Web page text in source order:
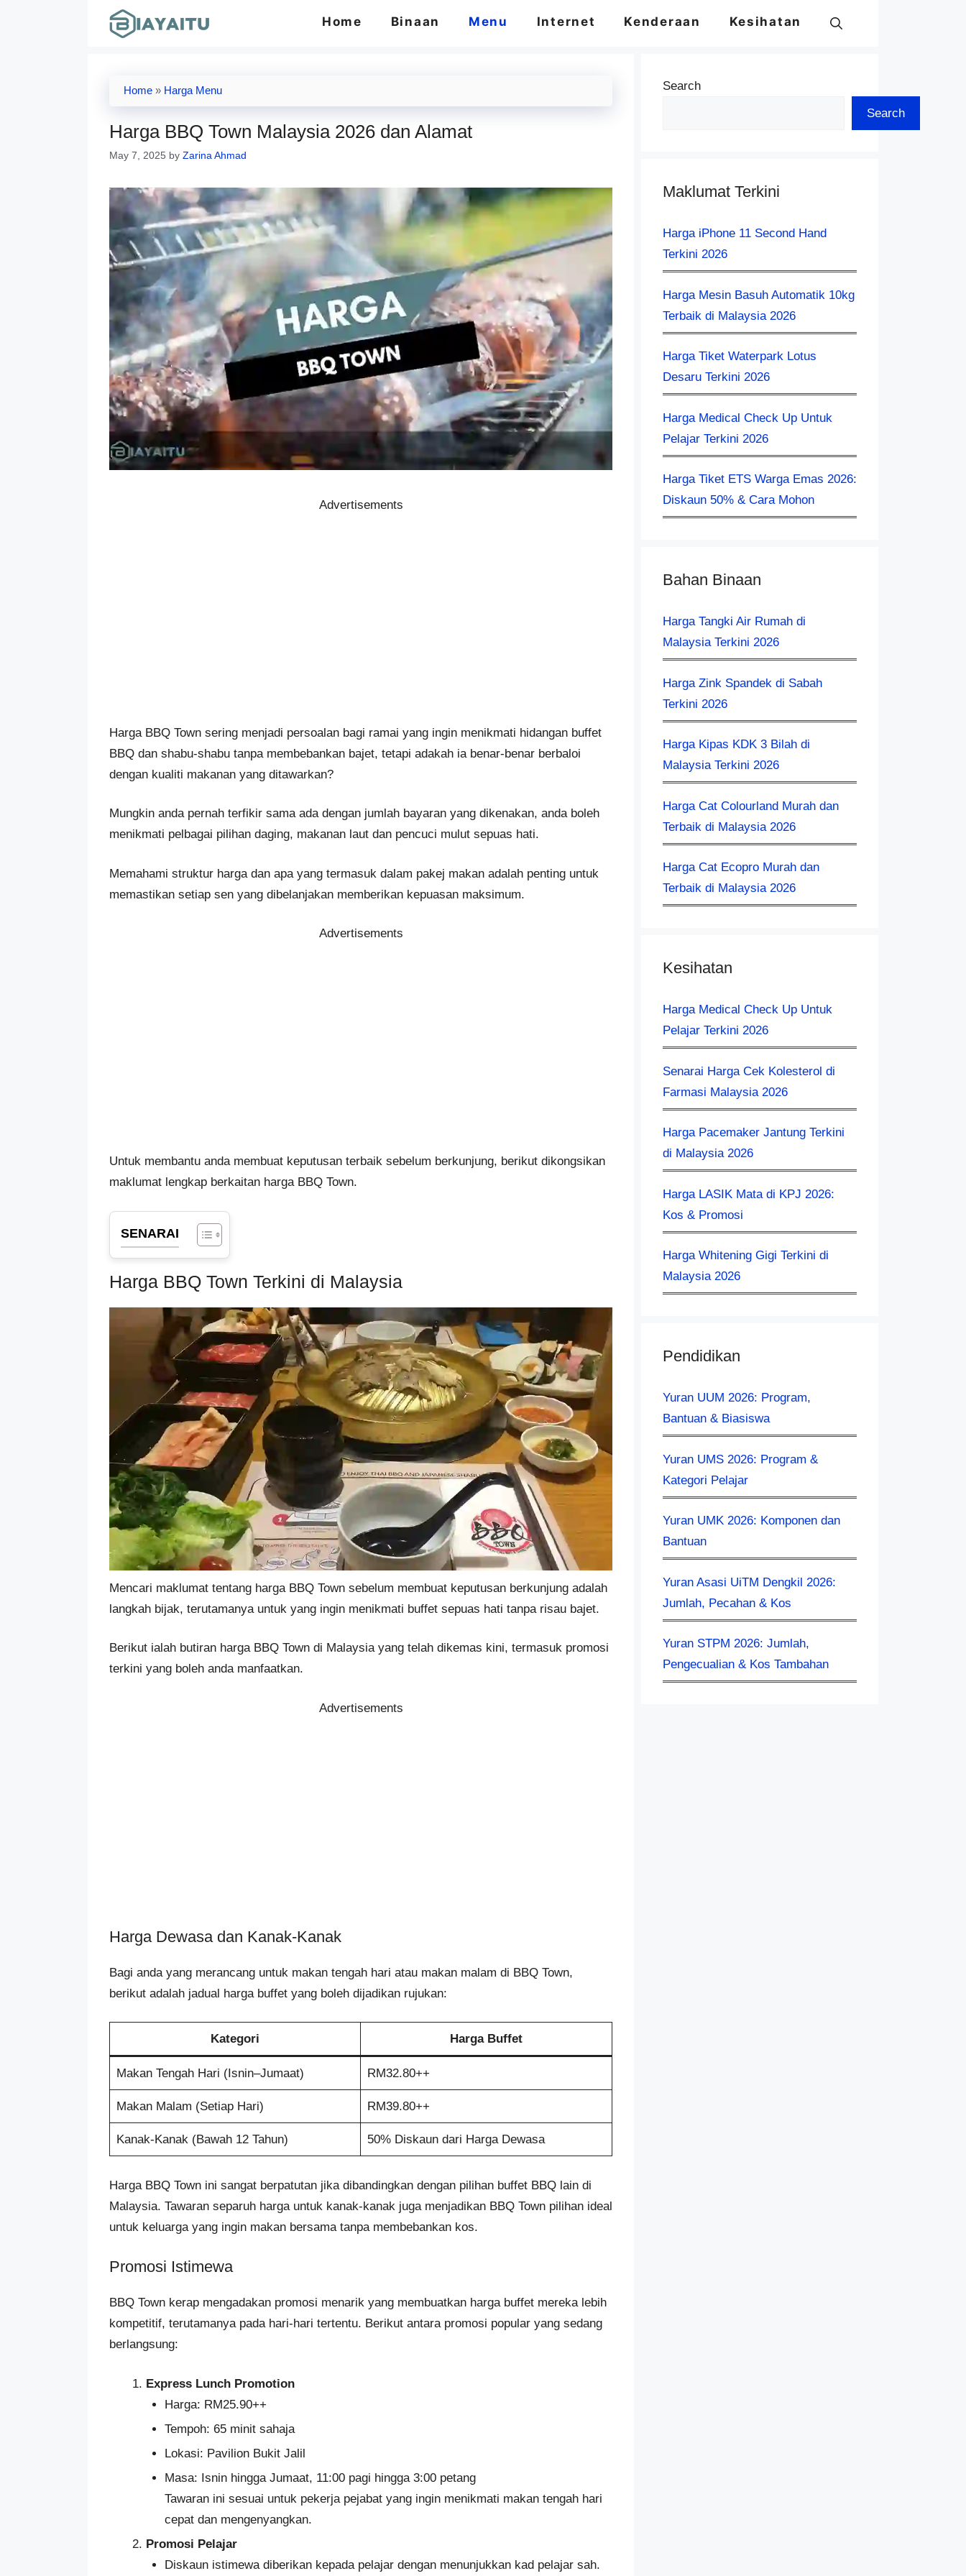
Home Binaan Menu Internet Kenderaan Kesihatan
Home » Harga Menu
Harga BBQ Town Malaysia 2026 dan Alamat
May 7, 2025 by Zarina Ahmad
Advertisements
Harga BBQ Town sering menjadi persoalan bagi ramai yang ingin menikmati hidangan buffet
BBQ dan shabu-shabu tanpa membebankan bajet, tetapi adakah ia benar-benar berbaloi
dengan kualiti makanan yang ditawarkan?
Mungkin anda pernah terfikir sama ada dengan jumlah bayaran yang dikenakan, anda boleh
menikmati pelbagai pilihan daging, makanan laut dan pencuci mulut sepuas hati.
Memahami struktur harga dan apa yang termasuk dalam pakej makan adalah penting untuk
memastikan setiap sen yang dibelanjakan memberikan kepuasan maksimum.
Advertisements
Untuk membantu anda membuat keputusan terbaik sebelum berkunjung, berikut dikongsikan
maklumat lengkap berkaitan harga BBQ Town.
SENARAI
Harga BBQ Town Terkini di Malaysia
Mencari maklumat tentang harga BBQ Town sebelum membuat keputusan berkunjung adalah
langkah bijak, terutamanya untuk yang ingin menikmati buffet sepuas hati tanpa risau bajet.
Berikut ialah butiran harga BBQ Town di Malaysia yang telah dikemas kini, termasuk promosi
terkini yang boleh anda manfaatkan.
Advertisements
Harga Dewasa dan Kanak-Kanak
Bagi anda yang merancang untuk makan tengah hari atau makan malam di BBQ Town,
berikut adalah jadual harga buffet yang boleh dijadikan rujukan:
Kategori Harga Buffet
Makan Tengah Hari (Isnin–Jumaat) RM32.80++
Makan Malam (Setiap Hari) RM39.80++
Kanak-Kanak (Bawah 12 Tahun) 50% Diskaun dari Harga Dewasa
Harga BBQ Town ini sangat berpatutan jika dibandingkan dengan pilihan buffet BBQ lain di
Malaysia. Tawaran separuh harga untuk kanak-kanak juga menjadikan BBQ Town pilihan ideal
untuk keluarga yang ingin makan bersama tanpa membebankan kos.
Promosi Istimewa
BBQ Town kerap mengadakan promosi menarik yang membuatkan harga buffet mereka lebih
kompetitif, terutamanya pada hari-hari tertentu. Berikut antara promosi popular yang sedang
berlangsung:
Express Lunch Promotion
Harga: RM25.90++
Tempoh: 65 minit sahaja
Lokasi: Pavilion Bukit Jalil
Masa: Isnin hingga Jumaat, 11:00 pagi hingga 3:00 petang
Tawaran ini sesuai untuk pekerja pejabat yang ingin menikmati makan tengah hari
cepat dan mengenyangkan.
Promosi Pelajar
Diskaun istimewa diberikan kepada pelajar dengan menunjukkan kad pelajar sah.
Search
Search
Maklumat Terkini
Harga iPhone 11 Second Hand
Terkini 2026
Harga Mesin Basuh Automatik 10kg
Terbaik di Malaysia 2026
Harga Tiket Waterpark Lotus
Desaru Terkini 2026
Harga Medical Check Up Untuk
Pelajar Terkini 2026
Harga Tiket ETS Warga Emas 2026:
Diskaun 50% & Cara Mohon
Bahan Binaan
Harga Tangki Air Rumah di
Malaysia Terkini 2026
Harga Zink Spandek di Sabah
Terkini 2026
Harga Kipas KDK 3 Bilah di
Malaysia Terkini 2026
Harga Cat Colourland Murah dan
Terbaik di Malaysia 2026
Harga Cat Ecopro Murah dan
Terbaik di Malaysia 2026
Kesihatan
Harga Medical Check Up Untuk
Pelajar Terkini 2026
Senarai Harga Cek Kolesterol di
Farmasi Malaysia 2026
Harga Pacemaker Jantung Terkini
di Malaysia 2026
Harga LASIK Mata di KPJ 2026:
Kos & Promosi
Harga Whitening Gigi Terkini di
Malaysia 2026
Pendidikan
Yuran UUM 2026: Program,
Bantuan & Biasiswa
Yuran UMS 2026: Program &
Kategori Pelajar
Yuran UMK 2026: Komponen dan
Bantuan
Yuran Asasi UiTM Dengkil 2026:
Jumlah, Pecahan & Kos
Yuran STPM 2026: Jumlah,
Pengecualian & Kos Tambahan